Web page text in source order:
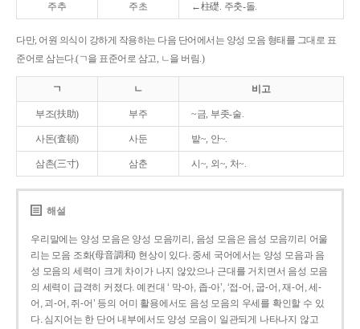
주추 주초 ←柱礎. 주춧-돌.
다만, 어원 의식이 강하게 작용하는 다음 단어에서는 양성 모음 형태를 그대로 표
준어로 삼는다.(ㄱ을 표준어로 삼고, ㄴ을 버림.)
ㄱ ㄴ 비고
부조(扶助) 부주 ~금, 부좃-술.
사돈(査頓) 사둔 밭~, 안~.
삼촌(三寸) 삼춘 시~, 외~, 처~.
해설
우리말에는 양성 모음은 양성 모음끼리, 음성 모음은 음성 모음끼리 어울
리는 모음 조화(母音調和) 현상이 있다. 중세 국어에서는 양성 모음과 음
성 모음의 세력이 크게 차이가 나지 않았으나 근대를 거치면서 음성 모음
의 세력이 급격히 커졌다. 예컨대 ‘ 막-아, 좁-아’, ‘접-어, 굽-어, 재-어, 세-
어, 괴-어, 쥐-어’ 등의 어미 활용에서도 음성 모음의 우세를 확인할 수 있
다. 심지어는 한 단어 내부에서도 양성 모음이 일관되게 나타나지 않고